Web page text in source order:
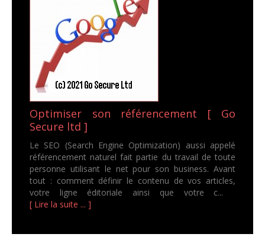
Optimiser son référencement [ Go
Secure ltd ]
Le SEO (Search Engine Optimization) aussi appelé
référencement naturel fait partie du travail de toute
personne utilisant le net pour son business. Avant
tout : comment définir le contenu de vos articles,
votre ligne éditoriale ainsi que votre c...
[ Lire la suite ... ]